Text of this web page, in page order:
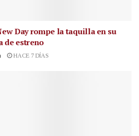
Day rompe la taquilla en su
de estreno
HACE 7 DÍAS